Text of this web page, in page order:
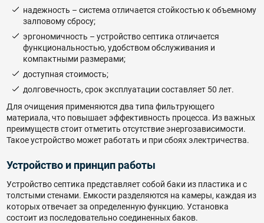
надежность – система отличается стойкостью к объемному
залповому сбросу;
эргономичность – устройство септика отличается
функциональностью, удобством обслуживания и
компактными размерами;
доступная стоимость;
долговечность, срок эксплуатации составляет 50 лет.
Для очищения применяются два типа фильтрующего
материала, что повышает эффективность процесса. Из важных
преимуществ стоит отметить отсутствие энергозависимости.
Такое устройство может работать и при сбоях электричества.
Устройство и принцип работы
Устройство септика представляет собой баки из пластика и с
толстыми стенами. Емкости разделяются на камеры, каждая из
которых отвечает за определенную функцию. Установка
состоит из последовательно соединенных баков.